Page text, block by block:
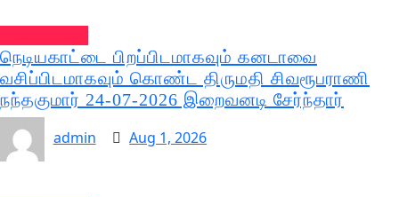
நெடியகாட்டை பிறப்பிடமாகவும் கனடாவை
வசிப்பிடமாகவும் கொண்ட திருமதி சிவரூபராணி
நந்தகுமார் 24-07-2026 இறைவனடி சேர்ந்தார்
admin
Aug 1, 2026